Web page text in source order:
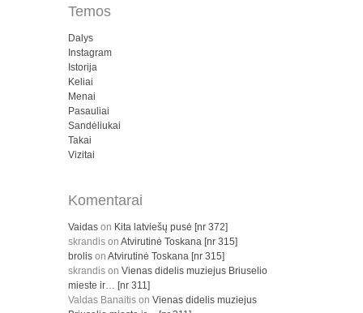
Temos
Dalys
Instagram
Istorija
Keliai
Menai
Pasauliai
Sandėliukai
Takai
Vizitai
Komentarai
Vaidas on Kita latviešų pusė [nr 372]
skrandis on Atvirutinė Toskana [nr 315]
brolis on Atvirutinė Toskana [nr 315]
skrandis on Vienas didelis muziejus Briuselio
mieste ir… [nr 311]
Valdas Banaitis on Vienas didelis muziejus